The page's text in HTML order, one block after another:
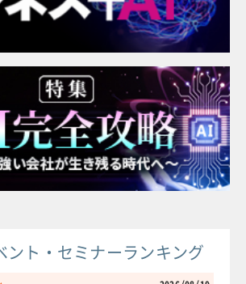
ント・セミナーランキング